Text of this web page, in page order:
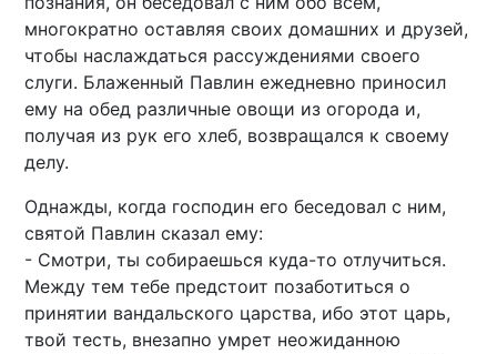
многократно оставляя своих домашних и друзей,
чтобы наслаждаться рассуждениями своего
слуги. Блаженный Павлин ежедневно приносил
ему на обед различные овощи из огорода и,
получая из рук его хлеб, возвращался к своему
делу.
Однажды, когда господин его беседовал с ним,
святой Павлин сказал ему:
- Смотри, ты собираешься куда-то отлучиться.
Между тем тебе предстоит позаботиться о
принятии вандальского царства, ибо этот царь,
твой тесть, внезапно умрет неожиданною